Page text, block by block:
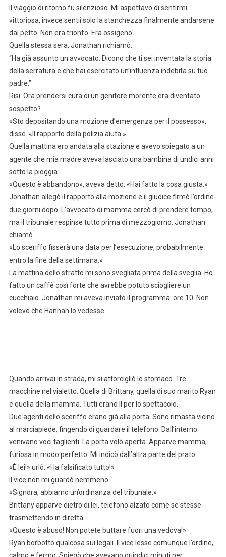
Il viaggio di ritorno fu silenzioso. Mi aspettavo di sentirmi
vittoriosa, invece sentii solo la stanchezza finalmente andarsene
dal petto. Non era trionfo. Era ossigeno.
Quella stessa sera, Jonathan richiamò.
“Ha già assunto un avvocato. Dicono che ti sei inventata la storia
della serratura e che hai esercitato un’influenza indebita su tuo
padre.”
Risi. Ora prendersi cura di un genitore morente era diventato
sospetto?
«Sto depositando una mozione d’emergenza per il possesso»,
disse. «Il rapporto della polizia aiuta.»
Quella mattina ero andata alla stazione e avevo spiegato a un
agente che mia madre aveva lasciato una bambina di undici anni
sotto la pioggia.
«Questo è abbandono», aveva detto. «Hai fatto la cosa giusta.»
Jonathan allegò il rapporto alla mozione e il giudice firmò l’ordine
due giorni dopo. L’avvocato di mamma cercò di prendere tempo,
ma il tribunale respinse tutto prima di mezzogiorno. Jonathan
chiamò.
«Lo sceriffo fisserà una data per l’esecuzione, probabilmente
entro la fine della settimana.»
La mattina dello sfratto mi sono svegliata prima della sveglia. Ho
fatto un caffè così forte che avrebbe potuto sciogliere un
cucchiaio. Jonathan mi aveva inviato il programma: ore 10. Non
volevo che Hannah lo vedesse.
Quando arrivai in strada, mi si attorcigliò lo stomaco. Tre
macchine nel vialetto. Quella di Brittany, quella di suo marito Ryan
e quella della mamma. Tutti erano lì per lo spettacolo.
Due agenti dello sceriffo erano già alla porta. Sono rimasta vicino
al marciapiede, fingendo di guardare il telefono. Dall’interno
venivano voci taglienti. La porta volò aperta. Apparve mamma,
furiosa in modo perfetto. Mi indicò dall’altra parte del prato.
«È lei!» urlò. «Ha falsificato tutto!»
Il vice non mi guardò nemmeno.
«Signora, abbiamo un’ordinanza del tribunale.»
Brittany apparve dietro di lei, telefono alzato come se stesse
trasmettendo in diretta.
«Questo è abuso! Non potete buttare fuori una vedova!»
Ryan borbottò qualcosa sui legali. Il vice lesse comunque l’ordine,